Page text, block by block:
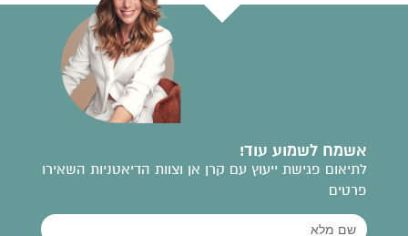
אשמח לשמוע עוד!
לתיאום פגישת ייעוץ עם קרן אן וצוות הדיאטניות השאירו
פרטים